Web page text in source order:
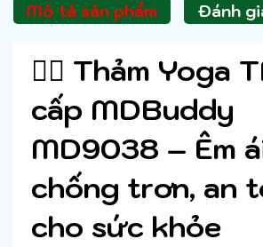
Mô tả sản phẩm Đánh
🧘‍♀️ Thảm Yoga
cấp MDBuddy
MD9038 – Êm
chống trơn, an
cho sức khỏe